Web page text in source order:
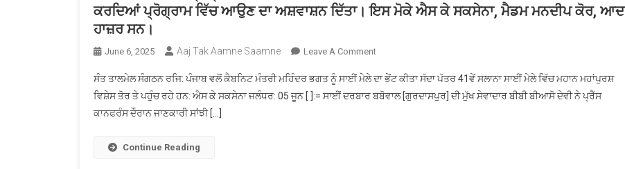
ਕਰਦਿਆਂ ਪ੍ਰੋਗ੍ਰਾਮ ਵਿੱਚ ਆਉਣ ਦਾ ਅਸ਼ਵਾਸ਼ਨ ਦਿੱਤਾ। ਇਸ ਮੋਕੇ ਐਸ ਕੇ ਸਕਸੇਨਾ, ਮੈਡਮ ਮਨਦੀਪ ਕੋਰ, ਆਦ
ਹਾਜ਼ਰ ਸਨ।
June 6, 2025 Aaj Tak Aamne Saamne Leave A CommentOn
ਤਾਲਮੇਲ
ਸੰਗਠਨ
ਸੰਤ ਤਾਲਮੇਲ ਸੰਗਠਨ ਰਜਿ: ਪੰਜਾਬ ਵਲੋਂ ਕੈਬਨਿਟ ਮੰਤਰੀ ਮਹਿੰਦਰ ਭਗਤ ਨੂੰ ਸਾਈਂ ਮੇਲੇ ਦਾ ਭੇਂਟ ਕੀਤਾ ਸੱਦਾ ਪੱਤਰ 41ਵੇਂ ਸਲਾਨਾ ਸਾਈਂ ਮੇਲੇ ਵਿੱਚ ਮਹਾਨ ਮਹਾਂਪੁਰਸ਼
ਵਿਸ਼ੇਸ ਤੋਰ ਤੇ ਪਹੁੰਚ ਰਹੇ ਹਨ: ਐਸ ਕੇ ਸਕਸੇਨਾ ਜਲੰਧਰ: 05 ਜੂਨ [ ]:= ਸਾਈਂ ਦਰਬਾਰ ਬਬੋਵਾਲ [ਗੁਰਦਾਸਪੁਰ] ਦੀ ਮੁੱਖ ਸੇਵਾਦਾਰ ਬੀਬੀ ਬੀਆਸੋ ਦੇਵੀ ਨੇ ਪ੍ਰੈੱਸ
ਕਾਨਫਰੰਸ ਦੌਰਾਨ ਜਾਣਕਾਰੀ ਸਾਂਝੀ […]
Continue Reading